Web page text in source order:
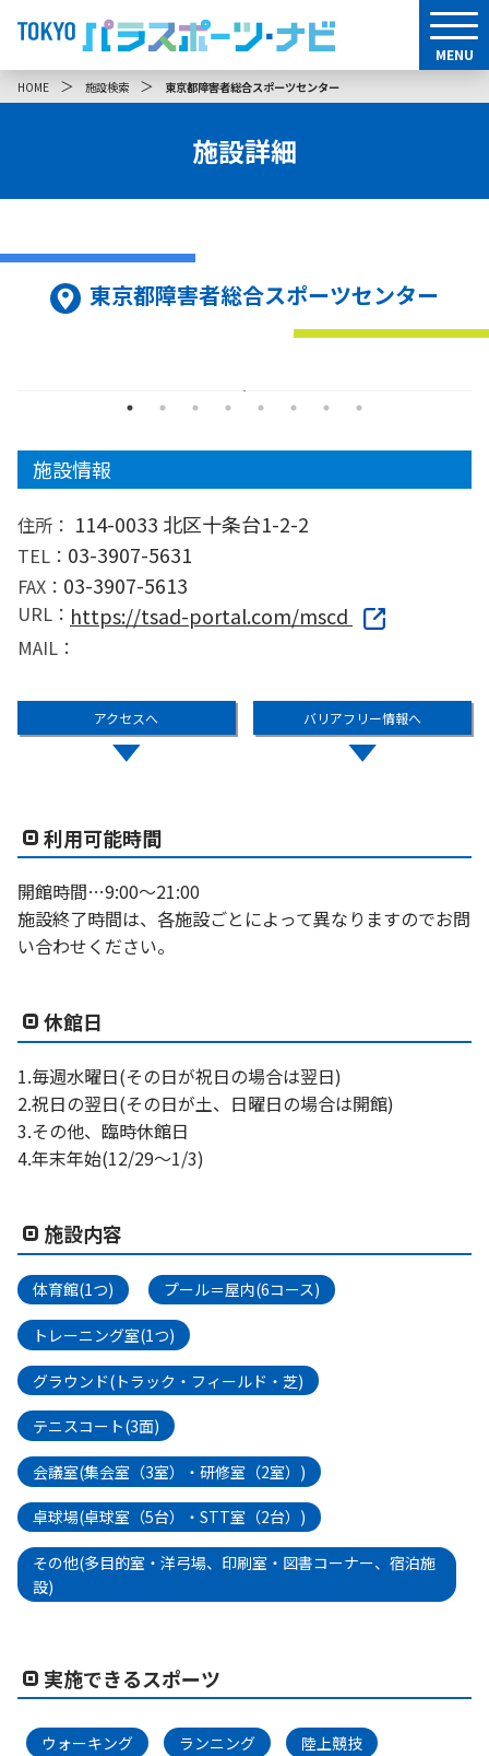
MENU
HOME ＞ 施設検索 ＞ 東京都障害者総合スポーツセンター
施設詳細
東京都障害者総合スポーツセンター
施設情報
住所： 114-0033 北区十条台1-2-2
TEL： 03-3907-5631
FAX： 03-3907-5613
URL： https://tsad-portal.com/mscd
MAIL：
アクセスへ バリアフリー情報へ
利用可能時間
開館時間…9:00〜21:00
施設終了時間は、各施設ごとによって異なりますのでお問
い合わせください。
休館日
1.毎週水曜日(その日が祝日の場合は翌日)
2.祝日の翌日(その日が土、日曜日の場合は開館)
3.その他、臨時休館日
4.年末年始(12/29〜1/3)
施設内容
体育館(1つ) プール＝屋内(6コース)
トレーニング室(1つ)
グラウンド(トラック・フィールド・芝)
テニスコート(3面)
会議室(集会室（3室）・研修室（2室）)
卓球場(卓球室（5台）・STT室（2台）)
その他(多目的室・洋弓場、印刷室・図書コーナー、宿泊施
設)
実施できるスポーツ
ウォーキング ランニング 陸上競技